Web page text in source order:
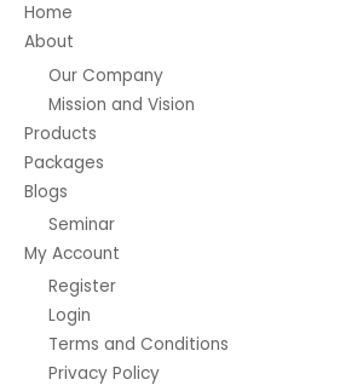
Home
About
Our Company
Mission and Vision
Products
Packages
Blogs
Seminar
My Account
Register
Login
Terms and Conditions
Privacy Policy